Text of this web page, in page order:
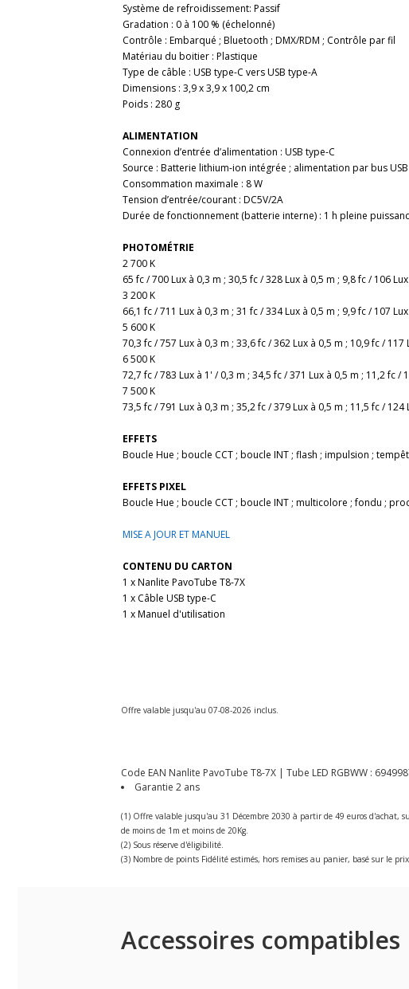
Système de refroidissement: Passif
Gradation : 0 à 100 % (échelonné)
Contrôle : Embarqué ; Bluetooth ; DMX/RDM ; Contrôle par fil
Matériau du boitier : Plastique
Type de câble : USB type-C vers USB type-A
Dimensions : 3,9 x 3,9 x 100,2 cm
Poids : 280 g
ALIMENTATION
Connexion d’entrée d’alimentation : USB type-C
Source : Batterie lithium-ion intégrée ; alimentation par bus USB
Consommation maximale : 8 W
Tension d’entrée/courant : DC5V/2A
Durée de fonctionnement (batterie interne) : 1 h pleine
PHOTOMÉTRIE
2 700 K
65 fc / 700 Lux à 0,3 m ; 30,5 fc / 328 Lux à 0,5 m ; 9,8 fc / 106
3 200 K
66,1 fc / 711 Lux à 0,3 m ; 31 fc / 334 Lux à 0,5 m ; 9,9 fc / 107
5 600 K
70,3 fc / 757 Lux à 0,3 m ; 33,6 fc / 362 Lux à 0,5 m ; 10,9 fc /
6 500 K
72,7 fc / 783 Lux à 1' / 0,3 m ; 34,5 fc / 371 Lux à 0,5 m ; 11,2 fc /
7 500 K
73,5 fc / 791 Lux à 0,3 m ; 35,2 fc / 379 Lux à 0,5 m ; 11,5 fc /
EFFETS
Boucle Hue ; boucle CCT ; boucle INT ; flash ; impulsion ;
EFFETS PIXEL
Boucle Hue ; boucle CCT ; boucle INT ; multicolore ; fondu ;
MISE A JOUR ET MANUEL
CONTENU DU CARTON
1 x Nanlite PavoTube T8-7X
1 x Câble USB type-C
1 x Manuel d'utilisation
Offre valable jusqu'au 07-08-2026 inclus.
Code EAN Nanlite PavoTube T8-7X | Tube LED RGBWW :
Garantie 2 ans
(1) Offre valable jusqu'au 31 Décembre 2030 à partir de 49 euros
de moins de 1m et moins de 20Kg.
(2) Sous réserve d'éligibilité.
(3) Nombre de points Fidélité estimés, hors remises au panier, basé sur le
Accessoires compatibles